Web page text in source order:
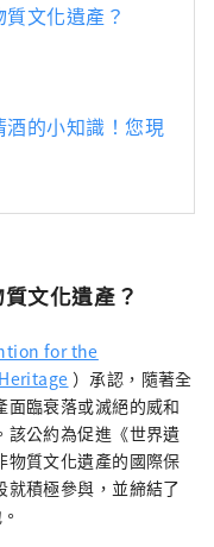
文化遺產？
的小知識！您現
文化遺產？
for the
）承認，隨著全
臨衰落或滅絕的威和
該公約為促進《世界遺
物質文化遺產的國際保
積極參與，並締結了